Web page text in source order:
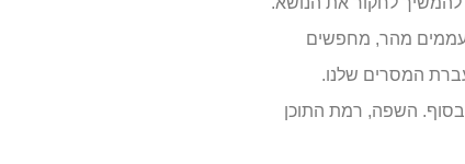
מהר, מחפשים
המסרים שלנו.
השפה, רמת התוכן